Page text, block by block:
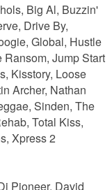
Big Al, Buzzin'
Drive By,
Global, Hustle
Jump Start
Kisstory, Loose
Archer, Nathan
Sinden, The
Total Kiss,
Xpress 2
Pioneer, David